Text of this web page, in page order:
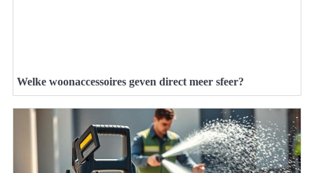
Welke woonaccessoires geven direct meer sfeer?